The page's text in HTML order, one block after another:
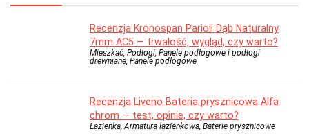
Recenzja Kronospan Parioli Dąb Naturalny
7mm AC5 — trwałość, wygląd, czy warto?
Mieszkać, Podłogi, Panele podłogowe i podłogi
drewniane, Panele podłogowe
Recenzja Liveno Bateria prysznicowa Alfa
chrom — test, opinie, czy warto?
Łazienka, Armatura łazienkowa, Baterie prysznicowe